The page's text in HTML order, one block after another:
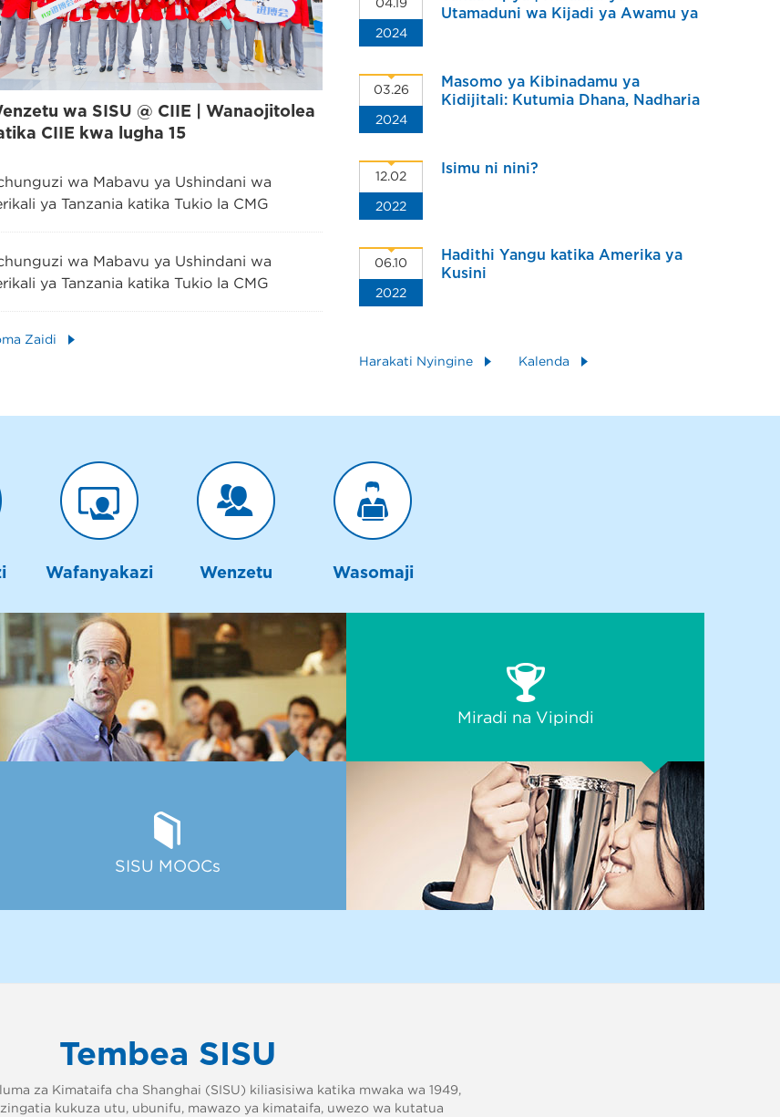
wa SISU @ CIIE | Wanaojitolea
CIIE kwa lugha 15
wa Mabavu ya Ushindani wa
ya Tanzania katika Tukio la CMG
wa Mabavu ya Ushindani wa
ya Tanzania katika Tukio la CMG
Zaidi
2024
Utamaduni wa Kijadi ya Awamu ya
03.26
2024
Masomo ya Kibinadamu ya
Kidijitali: Kutumia Dhana, Nadharia
12.02
2022
Isimu ni nini?
06.10
2022
Hadithi Yangu katika Amerika ya
Kusini
Harakati Nyingine Kalenda
Wafanyakazi Wenzetu Wasomaji
SISU MOOCs
Miradi na Vipindi
Tembea SISU
za Kimataifa cha Shanghai (SISU) kiliasisiwa katika mwaka wa 1949,
kukuza utu, ubunifu, mawazo ya kimataifa, uwezo wa kutatua